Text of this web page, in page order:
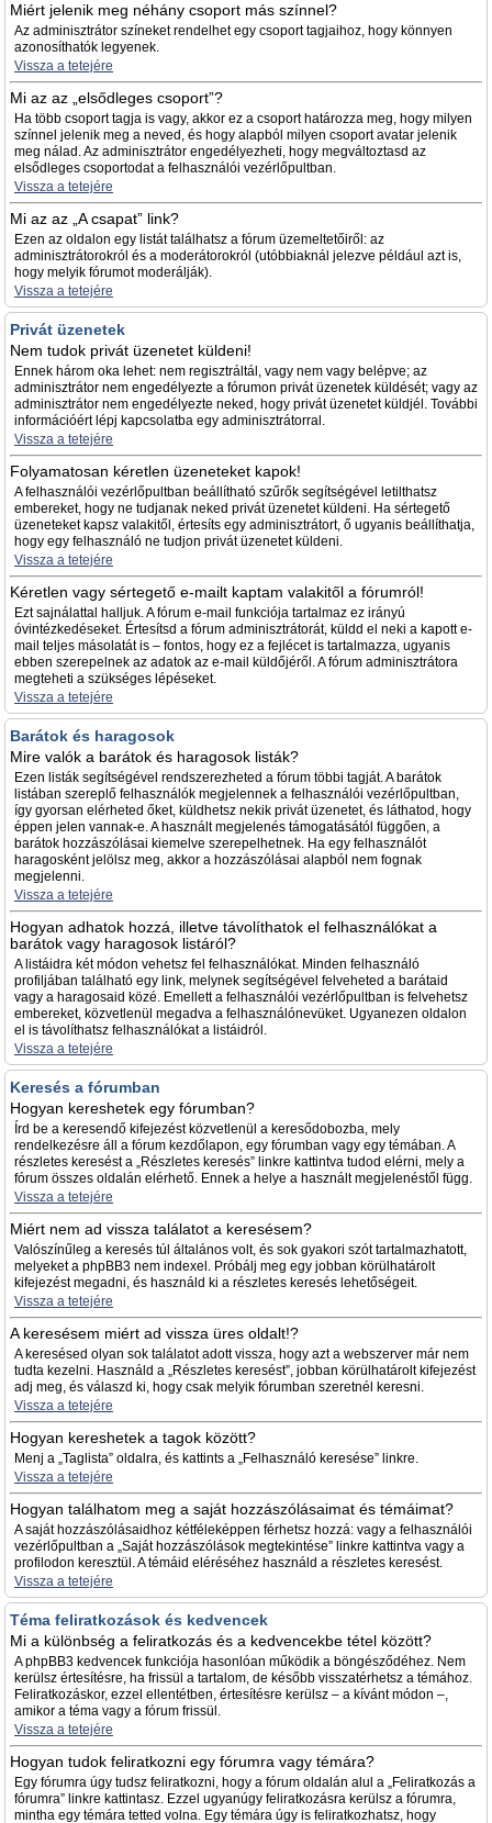
Miért jelenik meg néhány csoport más színnel?
Az adminisztrátor színeket rendelhet egy csoport tagjaihoz, hogy könnyen
azonosíthatók legyenek.
Vissza a tetejére
Mi az az „elsődleges csoport”?
Ha több csoport tagja is vagy, akkor ez a csoport határozza meg, hogy milyen
színnel jelenik meg a neved, és hogy alapból milyen csoport avatar jelenik
meg nálad. Az adminisztrátor engedélyezheti, hogy megváltoztasd az
elsődleges csoportodat a felhasználói vezérlőpultban.
Vissza a tetejére
Mi az az „A csapat” link?
Ezen az oldalon egy listát találhatsz a fórum üzemeltetőiről: az
adminisztrátorokról és a moderátorokról (utóbbiaknál jelezve például azt is,
hogy melyik fórumot moderálják).
Vissza a tetejére
Privát üzenetek
Nem tudok privát üzenetet küldeni!
Ennek három oka lehet: nem regisztráltál, vagy nem vagy belépve; az
adminisztrátor nem engedélyezte a fórumon privát üzenetek küldését; vagy az
adminisztrátor nem engedélyezte neked, hogy privát üzenetet küldjél. További
információért lépj kapcsolatba egy adminisztrátorral.
Vissza a tetejére
Folyamatosan kéretlen üzeneteket kapok!
A felhasználói vezérlőpultban beállítható szűrők segítségével letilthatsz
embereket, hogy ne tudjanak neked privát üzenetet küldeni. Ha sértegető
üzeneteket kapsz valakitől, értesíts egy adminisztrátort, ő ugyanis beállíthatja,
hogy egy felhasználó ne tudjon privát üzenetet küldeni.
Vissza a tetejére
Kéretlen vagy sértegető e-mailt kaptam valakitől a fórumról!
Ezt sajnálattal halljuk. A fórum e-mail funkciója tartalmaz ez irányú
óvintézkedéseket. Értesítsd a fórum adminisztrátorát, küldd el neki a kapott e-
mail teljes másolatát is – fontos, hogy ez a fejlécet is tartalmazza, ugyanis
ebben szerepelnek az adatok az e-mail küldőjéről. A fórum adminisztrátora
megteheti a szükséges lépéseket.
Vissza a tetejére
Barátok és haragosok
Mire valók a barátok és haragosok listák?
Ezen listák segítségével rendszerezheted a fórum többi tagját. A barátok
listában szereplő felhasználók megjelennek a felhasználói vezérlőpultban,
így gyorsan elérheted őket, küldhetsz nekik privát üzenetet, és láthatod, hogy
éppen jelen vannak-e. A használt megjelenés támogatásától függően, a
barátok hozzászólásai kiemelve szerepelhetnek. Ha egy felhasználót
haragosként jelölsz meg, akkor a hozzászólásai alapból nem fognak
megjelenni.
Vissza a tetejére
Hogyan adhatok hozzá, illetve távolíthatok el felhasználókat a
barátok vagy haragosok listáról?
A listáidra két módon vehetsz fel felhasználókat. Minden felhasználó
profiljában található egy link, melynek segítségével felveheted a barátaid
vagy a haragosaid közé. Emellett a felhasználói vezérlőpultban is felvehetsz
embereket, közvetlenül megadva a felhasználónevüket. Ugyanezen oldalon
el is távolíthatsz felhasználókat a listáidról.
Vissza a tetejére
Keresés a fórumban
Hogyan kereshetek egy fórumban?
Írd be a keresendő kifejezést közvetlenül a keresődobozba, mely
rendelkezésre áll a fórum kezdőlapon, egy fórumban vagy egy témában. A
részletes keresést a „Részletes keresés” linkre kattintva tudod elérni, mely a
fórum összes oldalán elérhető. Ennek a helye a használt megjelenéstől függ.
Vissza a tetejére
Miért nem ad vissza találatot a keresésem?
Valószínűleg a keresés túl általános volt, és sok gyakori szót tartalmazhatott,
melyeket a phpBB3 nem indexel. Próbálj meg egy jobban körülhatárolt
kifejezést megadni, és használd ki a részletes keresés lehetőségeit.
Vissza a tetejére
A keresésem miért ad vissza üres oldalt!?
A keresésed olyan sok találatot adott vissza, hogy azt a webszerver már nem
tudta kezelni. Használd a „Részletes keresést”, jobban körülhatárolt kifejezést
adj meg, és válaszd ki, hogy csak melyik fórumban szeretnél keresni.
Vissza a tetejére
Hogyan kereshetek a tagok között?
Menj a „Taglista” oldalra, és kattints a „Felhasználó keresése” linkre.
Vissza a tetejére
Hogyan találhatom meg a saját hozzászólásaimat és témáimat?
A saját hozzászólásaidhoz kétféleképpen férhetsz hozzá: vagy a felhasználói
vezérlőpultban a „Saját hozzászólások megtekintése” linkre kattintva vagy a
profilodon keresztül. A témáid eléréséhez használd a részletes keresést.
Vissza a tetejére
Téma feliratkozások és kedvencek
Mi a különbség a feliratkozás és a kedvencekbe tétel között?
A phpBB3 kedvencek funkciója hasonlóan működik a böngésződéhez. Nem
kerülsz értesítésre, ha frissül a tartalom, de később visszatérhetsz a témához.
Feliratkozáskor, ezzel ellentétben, értesítésre kerülsz – a kívánt módon –,
amikor a téma vagy a fórum frissül.
Vissza a tetejére
Hogyan tudok feliratkozni egy fórumra vagy témára?
Egy fórumra úgy tudsz feliratkozni, hogy a fórum oldalán alul a „Feliratkozás a
fórumra” linkre kattintasz. Ezzel ugyanúgy feliratkozásra kerülsz a fórumra,
mintha egy témára tetted volna. Egy témára úgy is feliratkozhatsz, hogy